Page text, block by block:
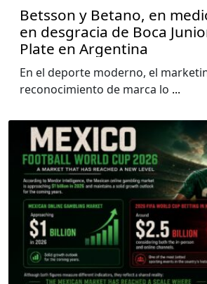
Betsson y Betano, en
en desgracia de Boca
Plate en Argentina
En el deporte moderno, el
reconocimiento de marca lo ...